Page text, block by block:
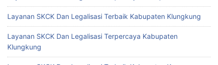
Layanan SKCK Dan Legalisasi Terbaik Kabupaten Klungkung
Layanan SKCK Dan Legalisasi Terpercaya Kabupaten
Klungkung